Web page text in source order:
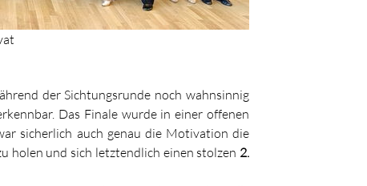
der Sichtungsrunde noch wahnsinnig
Das Finale wurde in einer offenen
sicherlich auch genau die Motivation die
holen und sich letztendlich einen stolzen 2.